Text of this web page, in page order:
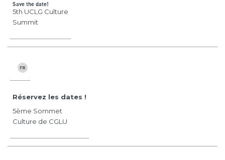
Save the date!
5th UCLG Culture
Summit
Réservez les dates !
5ème Sommet
Culture de CGLU